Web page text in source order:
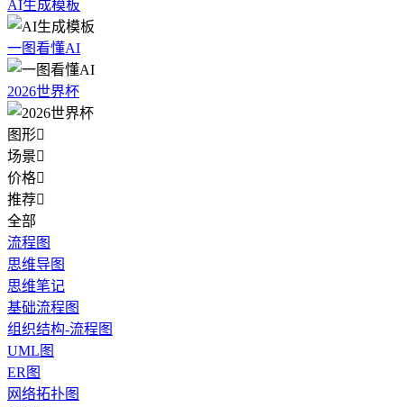
AI生成模板
一图看懂AI
2026世界杯
图形
场景
价格
推荐
全部
流程图
思维导图
思维笔记
基础流程图
组织结构-流程图
UML图
ER图
网络拓扑图